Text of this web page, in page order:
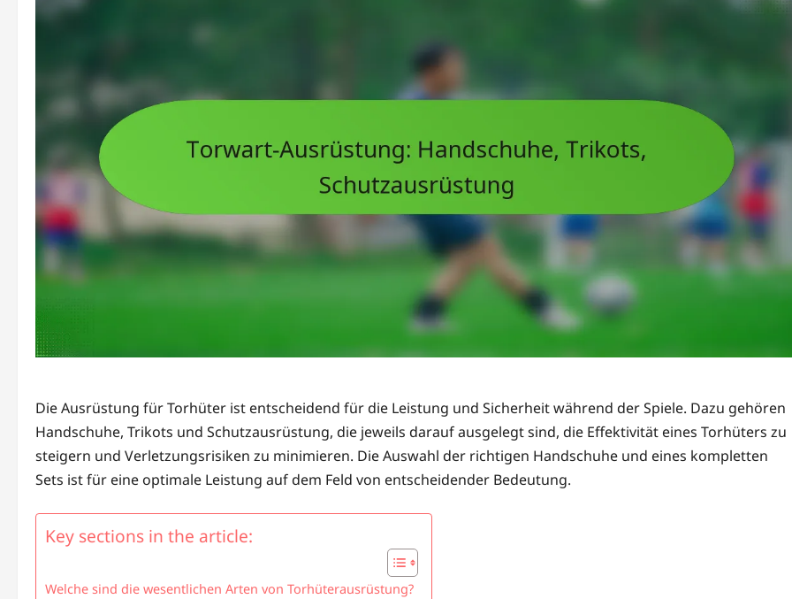
Die Ausrüstung für Torhüter ist entscheidend für die Leistung und Sicherheit während der Spiele. Dazu gehören
Handschuhe, Trikots und Schutzausrüstung, die jeweils darauf ausgelegt sind, die Effektivität eines Torhüters zu
steigern und Verletzungsrisiken zu minimieren. Die Auswahl der richtigen Handschuhe und eines kompletten
Sets ist für eine optimale Leistung auf dem Feld von entscheidender Bedeutung.
Key sections in the article:
Welche sind die wesentlichen Arten von Torhüterausrüstung?